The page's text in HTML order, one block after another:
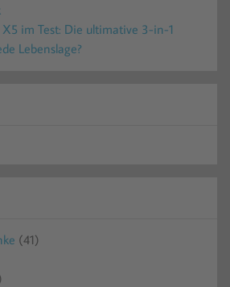
im Test: Die ultimative 3-in-1
Lebenslage?
(41)